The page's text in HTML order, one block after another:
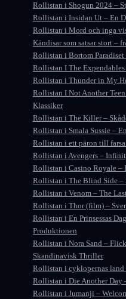
Rollistan i Shogun 2024 –
Rollistan i Insidan Ut – En
Rollistan i Mord och inga
Kändisar som satsar stort –
Rollistan i Bortom Paradiset
Rollistan I The
Rollistan i Thunder in My
Rollistan I Not Another
Klassiker
Rollistan i The Killer –
Rollistan i Smala Sussie –
Rollistan i ett päron till
Rollistan i Avengers –
Rollistan i Casino Royale –
Rollistan i The Blind Side –
Rollistan i Venom – The
Rollistan i Thor (film) –
Rollistan i En Prinsessas
Produktionen
Rollistan i Nora Sand –
Skandinavisk Thriller
Rollistan i cyklopernas land
Rollistan i Die Another Day
Rollistan i Jumanji –